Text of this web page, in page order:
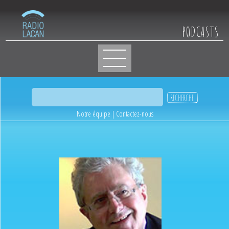
PODCASTS
Notre équipe | Contactez-nous